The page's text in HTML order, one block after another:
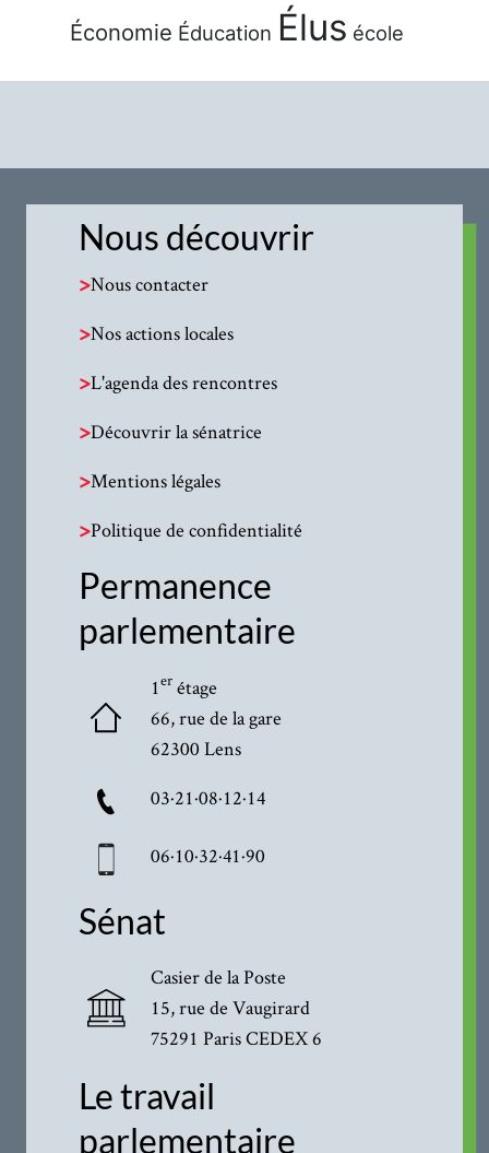
Économie Éducation Élus école
Nous découvrir
>Nous contacter
>Nos actions locales
>L'agenda des rencontres
>Découvrir la sénatrice
>Mentions légales
>Politique de confidentialité
Permanence
parlementaire
1erétage
66, rue de la gare
62300 Lens
03·21·08·12·14
06·10·32·41·90
Sénat
Casier de la Poste
15, rue de Vaugirard
75291 Paris CEDEX 6
Le travail
parlementaire